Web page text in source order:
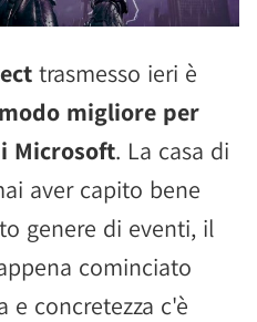
trasmesso ieri è
migliore per
Microsoft. La casa di
aver capito bene
genere di eventi, il
cominciato
e concretezza c'è